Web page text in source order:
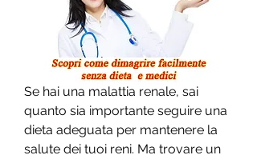
Se hai una malattia renale, sai
quanto sia importante seguire una
dieta adeguata per mantenere la
salute dei tuoi reni. Ma trovare un